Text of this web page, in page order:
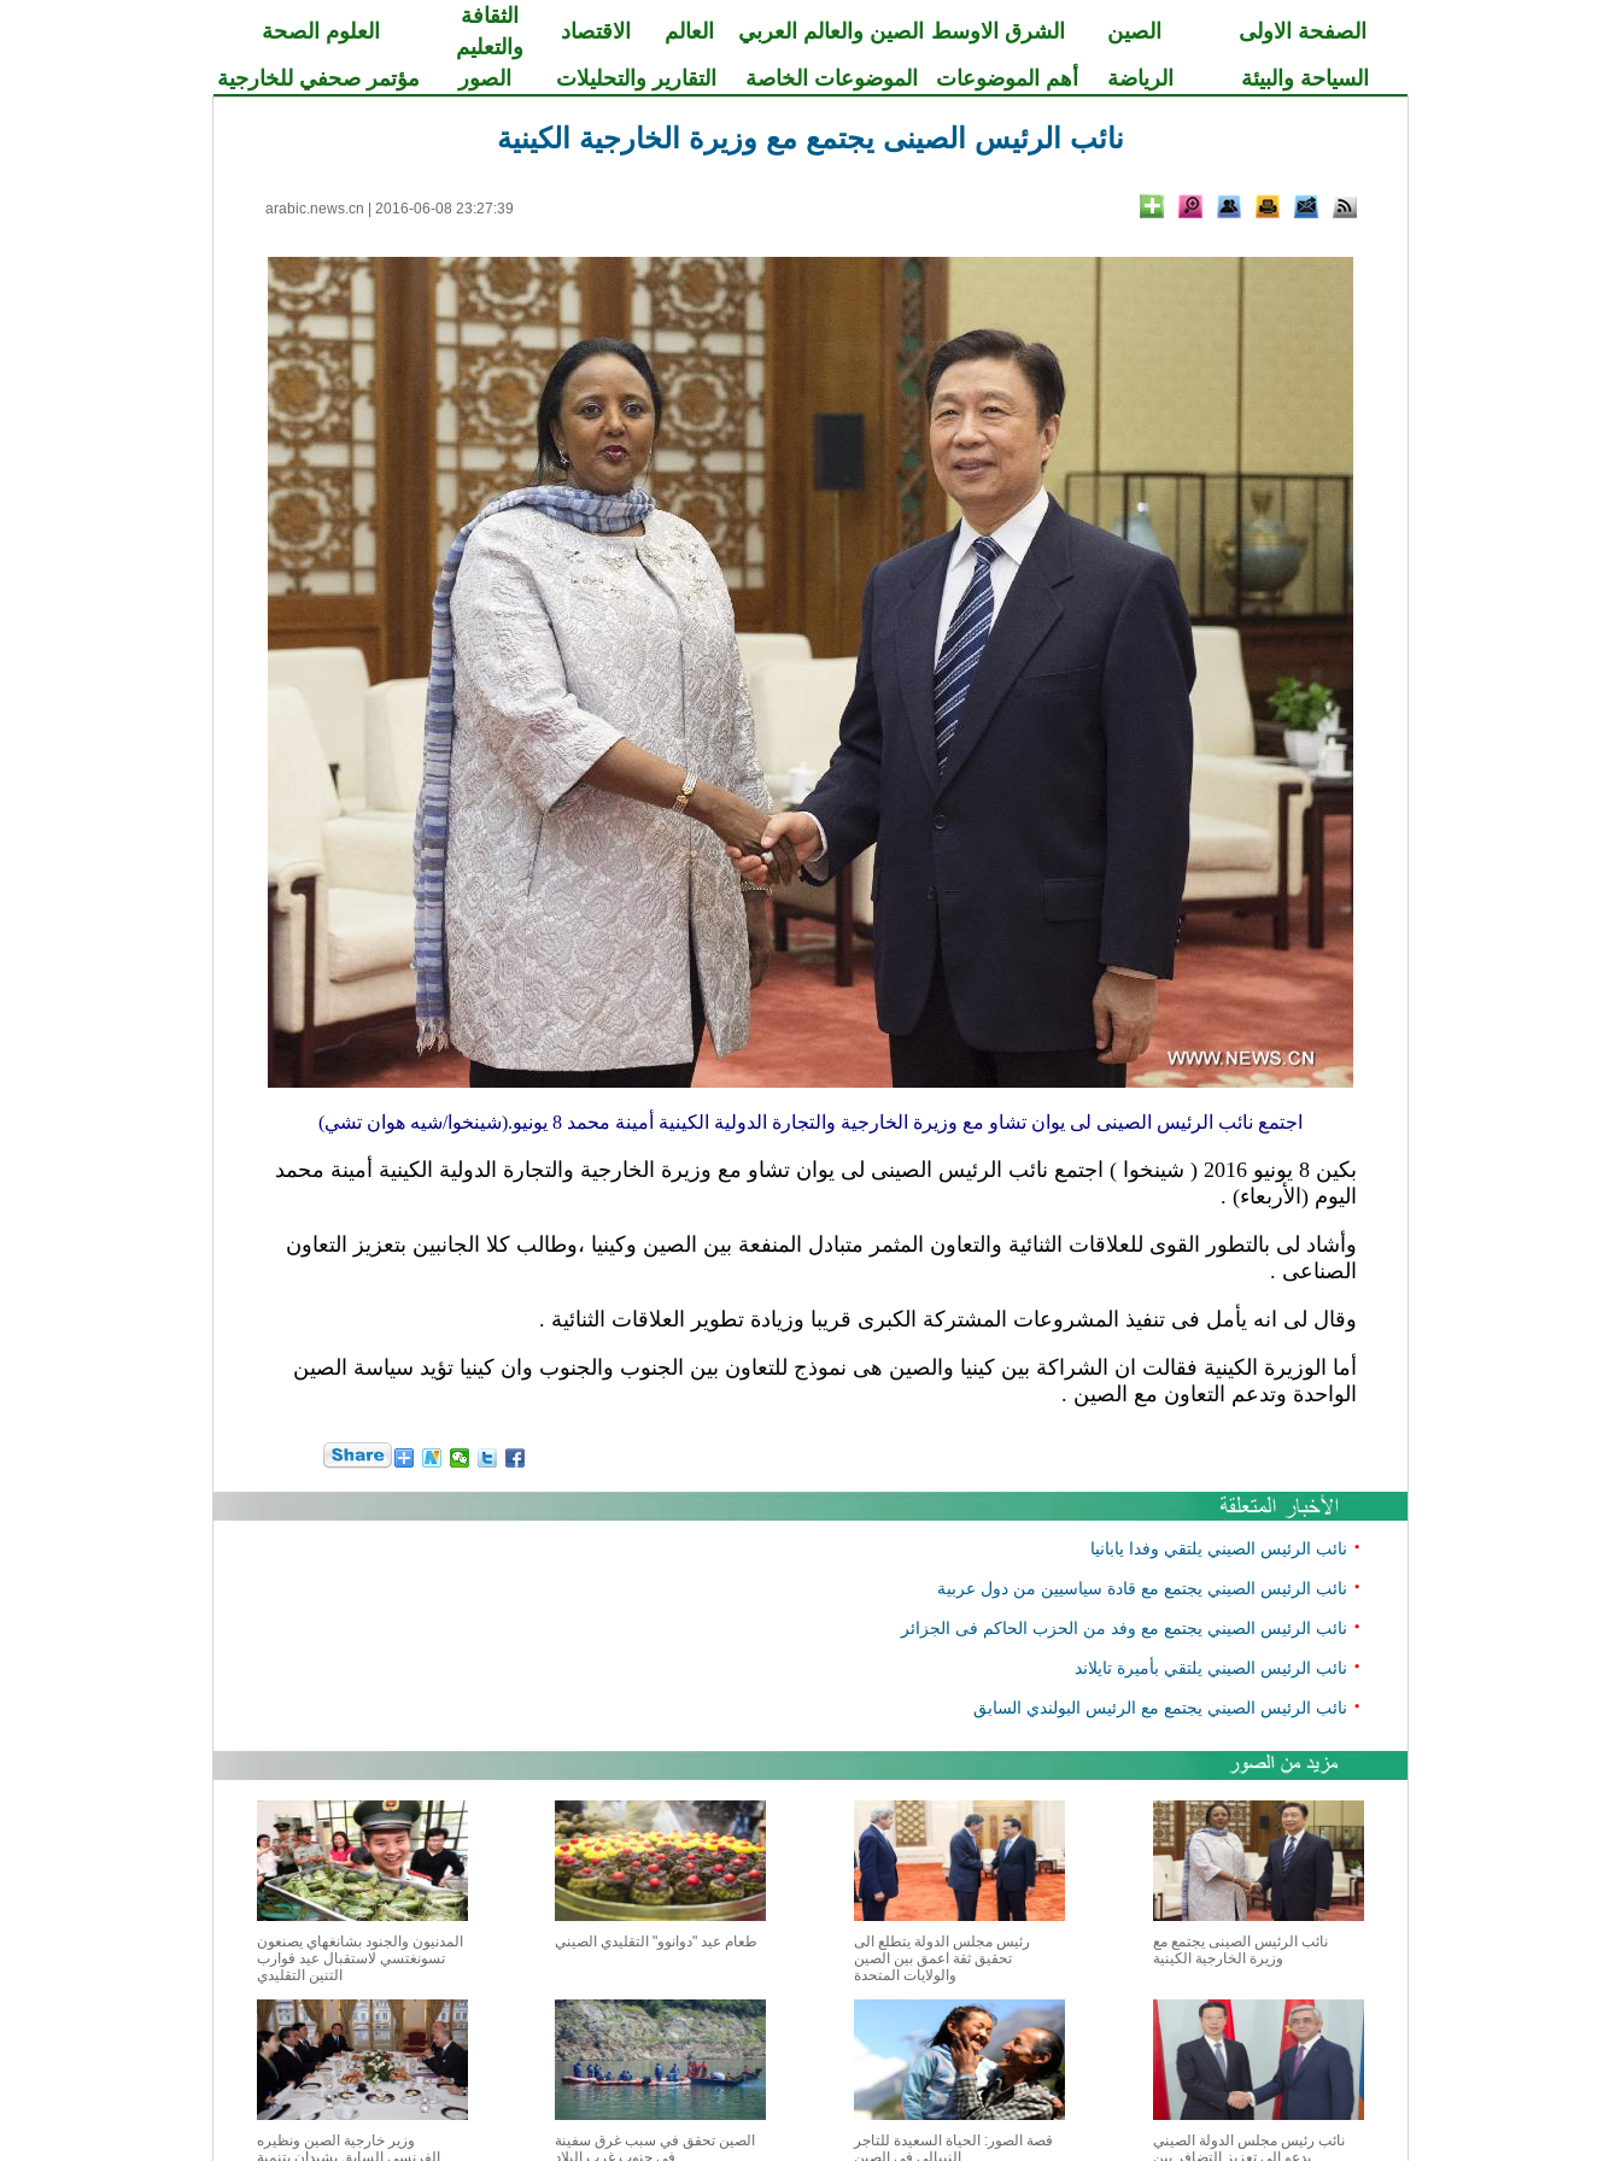
الصفحة الاولى الصين الشرق الاوسط الصين والعالم العربي العالم الاقتصاد
الثقافة
والتعليم
العلوم الصحة
السياحة والبيئة
الرياضة أهم الموضوعات الموضوعات الخاصة التقارير والتحليلات الصور مؤتمر صحفي للخارجية
نائب الرئيس الصينى يجتمع مع وزيرة الخارجية الكينية
arabic.news.cn 2016-06-08 23:27:39
اجتمع نائب الرئيس الصينى لى يوان تشاو مع وزيرة الخارجية والتجارة الدولية الكينية أمينة محمد 8 يونيو.(شينخوا/شيه هوان تشي)
بكين 8 يونيو 2016 ( شينخوا ) اجتمع نائب الرئيس الصينى لى يوان تشاو مع وزيرة الخارجية والتجارة الدولية الكينية أمينة محمد
اليوم (الأربعاء) .
وأشاد لى بالتطور القوى للعلاقات الثنائية والتعاون المثمر متبادل المنفعة بين الصين وكينيا ،وطالب كلا الجانبين بتعزيز التعاون
الصناعى .
وقال لى انه يأمل فى تنفيذ المشروعات المشتركة الكبرى قريبا وزيادة تطوير العلاقات الثنائية .
أما الوزيرة الكينية فقالت ان الشراكة بين كينيا والصين هى نموذج للتعاون بين الجنوب والجنوب وان كينيا تؤيد سياسة الصين
الواحدة وتدعم التعاون مع الصين .
• نائب الرئيس الصيني يلتقي وفدا يابانيا
• نائب الرئيس الصيني يجتمع مع قادة سياسيين من دول عربية
• نائب الرئيس الصيني يجتمع مع وفد من الحزب الحاكم فى الجزائر
• نائب الرئيس الصيني يلتقي بأميرة تايلاند
• نائب الرئيس الصيني يجتمع مع الرئيس البولندي السابق
نائب الرئيس الصينى يجتمع مع
وزيرة الخارجية الكينية
رئيس مجلس الدولة يتطلع الى
تحقيق ثقة اعمق بين الصين
والولايات المتحدة
طعام عيد "دوانوو" التقليدي الصيني
المدنيون والجنود بشانغهاي يصنعون
تسونغتسي لاستقبال عيد قوارب
التنين التقليدي
نائب رئيس مجلس الدولة الصيني
يدعو إلى تعزيز التضافر بين
قصة الصور: الحياة السعيدة للتاجر
النيبالي في الصين
الصين تحقق في سبب غرق سفينة
في جنوب غرب البلاد
وزير خارجية الصين ونظيره
الفرنسي السابق يشيدان بتنمية